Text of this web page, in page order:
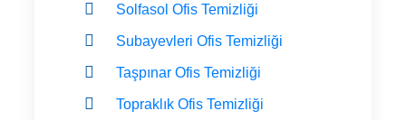
Solfasol Ofis Temizliği
Subayevleri Ofis Temizliği
Taşpınar Ofis Temizliği
Topraklık Ofis Temizliği